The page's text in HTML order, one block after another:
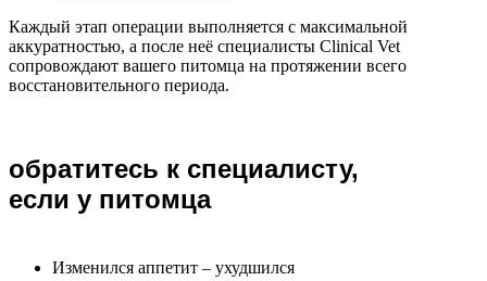
Каждый этап операции выполняется с максимальной
аккуратностью, а после неё специалисты Clinical Vet
сопровождают вашего питомца на протяжении всего
восстановительного периода.
обратитесь к специалисту,
если у питомца
Изменился аппетит – ухудшился